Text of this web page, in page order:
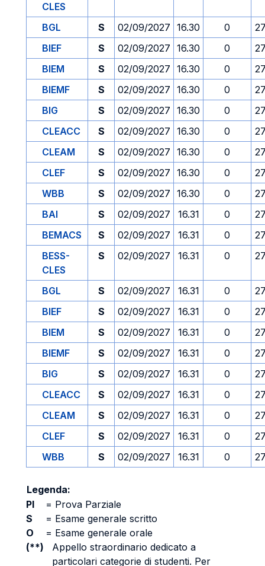
CLES
BGL S 02/09/2027 16.30 0
BIEF
S 02/09/2027 16.30 0
BIEM
S 02/09/2027 16.30 0
BIEMF
S 02/09/2027 16.30 0
BIG
S 02/09/2027 16.30 0
CLEACC
S 02/09/2027 16.30 0
CLEAM
S 02/09/2027 16.30 0
CLEF
S 02/09/2027 16.30 0
WBB
S 02/09/2027 16.30 0
BAI
S 02/09/2027 16.31 0
BEMACS
S 02/09/2027 16.31 0
BESS-
CLES
S 02/09/2027 16.31 0
BGL S 02/09/2027 16.31 0
BIEF
S 02/09/2027 16.31 0
BIEM
S 02/09/2027 16.31 0
BIEMF
S 02/09/2027 16.31 0
BIG
S 02/09/2027 16.31 0
CLEACC
S 02/09/2027 16.31 0
CLEAM
S 02/09/2027 16.31 0
CLEF
S 02/09/2027 16.31 0
WBB
S 02/09/2027 16.31 0
Legenda:
PI
= Prova Parziale
S
= Esame generale scritto
O
= Esame generale orale
(**)
Appello straordinario dedicato a
particolari categorie di studenti. Per